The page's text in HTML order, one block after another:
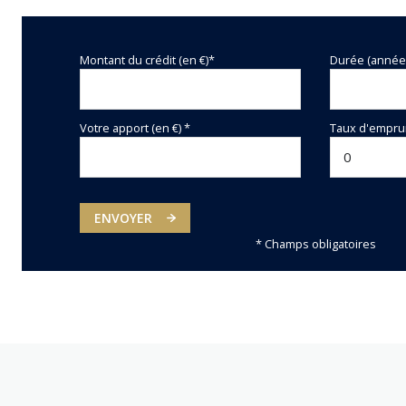
Montant du crédit (en €)* Durée
Votre apport (en €) * Taux
ENVOYER
* Champs obligatoires